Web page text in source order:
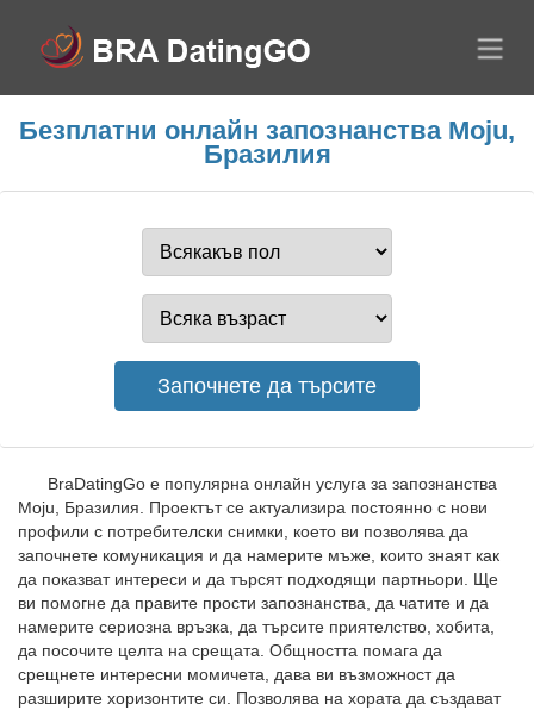
Безплатни онлайн запознанства Moju,
Бразилия
BraDatingGo е популярна онлайн услуга за запознанства
Moju, Бразилия. Проектът се актуализира постоянно с нови
профили с потребителски снимки, което ви позволява да
започнете комуникация и да намерите мъже, които знаят как
да показват интереси и да търсят подходящи партньори. Ще
ви помогне да правите прости запознанства, да чатите и да
намерите сериозна връзка, да търсите приятелство, хобита,
да посочите целта на срещата. Общността помага да
срещнете интересни момичета, дава ви възможност да
разширите хоризонтите си. Позволява на хората да създават